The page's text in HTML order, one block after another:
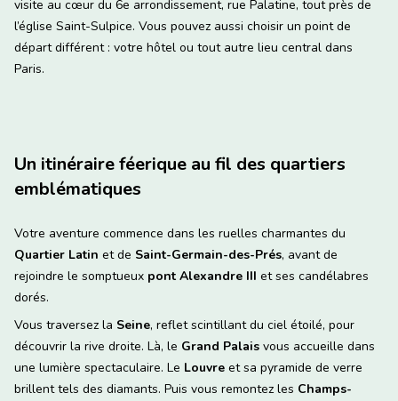
visite au cœur du 6e arrondissement, rue Palatine, tout près de
l’église Saint-Sulpice. Vous pouvez aussi choisir un point de
départ différent : votre hôtel ou tout autre lieu central dans
Paris.
Un itinéraire féerique au fil des quartiers
emblématiques
Votre aventure commence dans les ruelles charmantes du
Quartier Latin et de Saint-Germain-des-Prés, avant de
rejoindre le somptueux pont Alexandre III et ses candélabres
dorés.
Vous traversez la Seine, reflet scintillant du ciel étoilé, pour
découvrir la rive droite. Là, le Grand Palais vous accueille dans
une lumière spectaculaire. Le Louvre et sa pyramide de verre
brillent tels des diamants. Puis vous remontez les Champs-